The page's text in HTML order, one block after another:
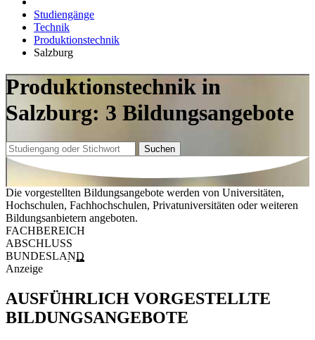
Studiengänge
Technik
Produktionstechnik
Salzburg
Produktionstechnik in
Salzburg: 3 Bildungsangebote
Suchen
Die vorgestellten Bildungsangebote werden von Universitäten,
Hochschulen, Fachhochschulen, Privatuniversitäten oder weiteren
Bildungsanbietern angeboten.
FACHBEREICH
ABSCHLUSS
BUNDESLAND
Anzeige
AUSFÜHRLICH VORGESTELLTE
BILDUNGSANGEBOTE